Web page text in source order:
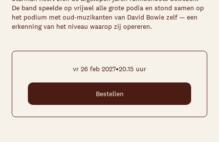
De band speelde op vrijwel alle grote podia en stond samen op
het podium met oud-muzikanten van David Bowie zelf — een
erkenning van het niveau waarop zij opereren.
vr 26 feb 2027•20.15 uur
Bestellen